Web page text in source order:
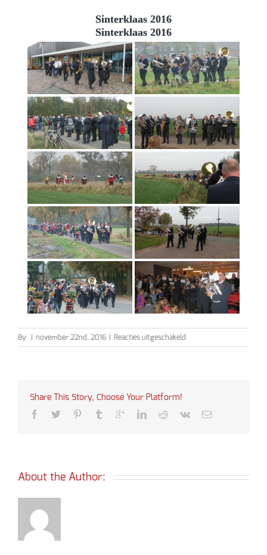
Sinterklaas 2016
Sinterklaas 2016
By november 22nd, 2016 Reacties uitgeschakeld
Sinterklaas
Share This Story, Choose Your Platform!
About the Author: